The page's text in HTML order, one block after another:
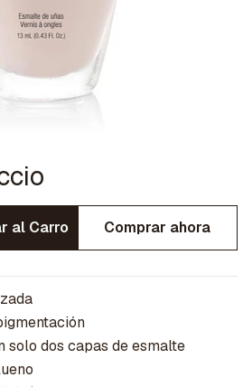
al Carro Comprar ahora
solo dos capas de esmalte